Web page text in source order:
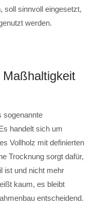
soll sinnvoll eingesetzt,
werden.
sogenannte
handelt sich um
Vollholz mit definierten
Trocknung sorgt dafür,
ist und nicht mehr
kaum, es bleibt
entscheidend.